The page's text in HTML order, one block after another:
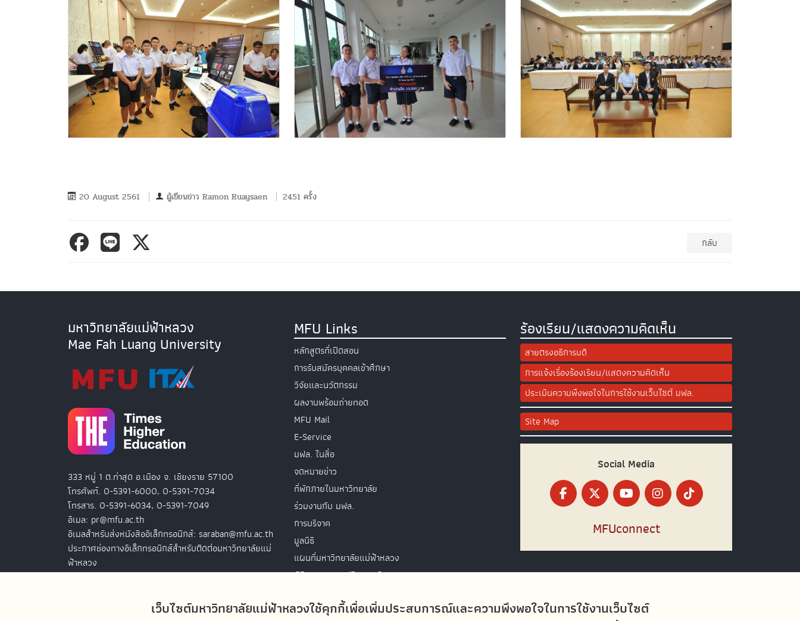
เว็บไซต์มหาวิทยาลัยแม่ฟ้าหลวงใช้คุกกี้เพื่อเพิ่มประสบการณ์และความพึงพอใจในการใช้งานเว็บไซต์
20 August 2561 ผู้เขียนข่าว Ramon Ruaysaen 2451 ครั้ง
กลับ
มหาวิทยาลัยแม่ฟ้าหลวง
Mae Fah Luang University
333 หมู่ 1 ต.ท่าสุด อ.เมือง จ. เชียงราย 57100
โทรศัพท์. 0-5391-6000, 0-5391-7034
โทรสาร. 0-5391-6034, 0-5391-7049
อีเมล: pr@mfu.ac.th
อีเมลสำหรับส่งหนังสืออิเล็กทรอนิกส์: saraban@mfu.ac.th
ประกาศช่องทางอิเล็กทรอนิกส์สำหรับติดต่อมหาวิทยาลัยแม่
ฟ้าหลวง
MFU Links
หลักสูตรที่เปิดสอน
การรับสมัครบุคคลเข้าศึกษา
วิจัยและนวัตกรรม
ผลงานพร้อมถ่ายทอด
MFU Mail
E-Service
มฟล. ในสื่อ
จดหมายข่าว
ที่พักภายในมหาวิทยาลัย
ร่วมงานกับ มฟล.
การบริจาค
มูลนิธิ
แผนที่มหาวิทยาลัยแม่ฟ้าหลวง
พิธีพระราชทานปริญญาบัตร
ร้องเรียน/แสดงความคิดเห็น
สายตรงอธิการบดี
การแจ้งเรื่องร้องเรียน/แสดงความคิดเห็น
ประเมินความพึงพอใจในการใช้งานเว็บไซต์ มฟล.
Site Map
Social Media
MFUconnect